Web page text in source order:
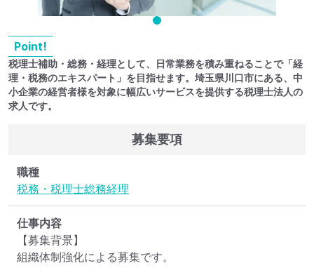
Point!
税理士補助・総務・経理として、日常業務を積み重ねることで「経
理・税務のエキスパート」を目指せます。埼玉県川口市にある、中
小企業の経営者様を対象に幅広いサービスを提供する税理士法人の
求人です。
募集要項
職種
税務・税理士総務経理
仕事内容
【募集背景】
組織体制強化による募集です。